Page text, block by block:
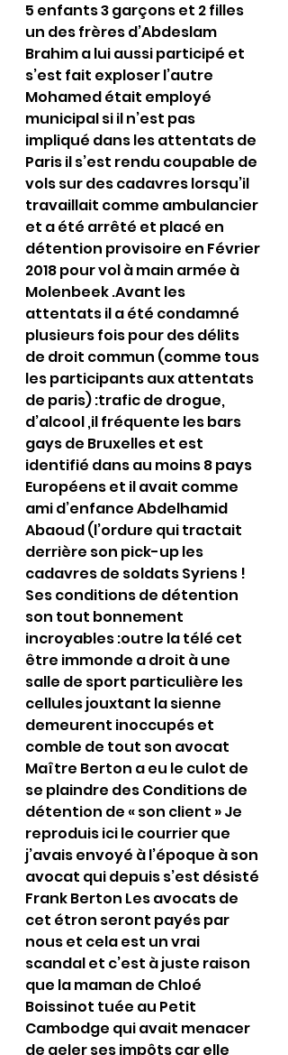
5 enfants 3 garçons et 2 filles
un des frères d’Abdeslam
Brahim a lui aussi participé et
s’est fait exploser l’autre
Mohamed était employé
municipal si il n’est pas
impliqué dans les attentats de
Paris il s’est rendu coupable de
vols sur des cadavres lorsqu’il
travaillait comme ambulancier
et a été arrêté et placé en
détention provisoire en Février
2018 pour vol à main armée à
Molenbeek .Avant les
attentats il a été condamné
plusieurs fois pour des délits
de droit commun (comme tous
les participants aux attentats
de paris) :trafic de drogue,
d’alcool ,il fréquente les bars
gays de Bruxelles et est
identifié dans au moins 8 pays
Européens et il avait comme
ami d’enfance Abdelhamid
Abaoud (l’ordure qui tractait
derrière son pick-up les
cadavres de soldats Syriens !
Ses conditions de détention
son tout bonnement
incroyables :outre la télé cet
être immonde a droit à une
salle de sport particulière les
cellules jouxtant la sienne
demeurent inoccupés et
comble de tout son avocat
Maître Berton a eu le culot de
se plaindre des Conditions de
détention de « son client » Je
reproduis ici le courrier que
j’avais envoyé à l’époque à son
avocat qui depuis s’est désisté
Frank Berton Les avocats de
cet étron seront payés par
nous et cela est un vrai
scandal et c’est à juste raison
que la maman de Chloé
Boissinot tuée au Petit
Cambodge qui avait menacer
de geler ses impôts car elle